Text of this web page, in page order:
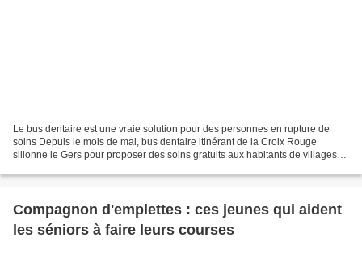
Le bus dentaire est une vraie solution pour des personnes en rupture de
soins Depuis le mois de mai, bus dentaire itinérant de la Croix Rouge
sillonne le Gers pour proposer des soins gratuits aux habitants de villages
Compagnon d'emplettes : ces jeunes qui aident
les séniors à faire leurs courses